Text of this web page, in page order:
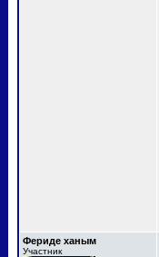
Фериде ханым
Участник